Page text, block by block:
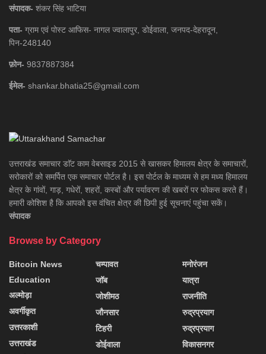
संपादक- शंकर सिंह भाटिया
पता- ग्राम एवं पोस्ट आफिस- नागल ज्वालापुर, डोईवाला, जनपद-देहरादून,
पिन-248140
फ़ोन- 9837887384
ईमेल- shankar.bhatia25@gmail.com
उत्तराखंड समाचार डाॅट काम वेबसाइड 2015 से खासकर हिमालय क्षेत्र के समाचारों,
सरोकारों को समर्पित एक समाचार पोर्टल है। इस पोर्टल के माध्यम से हम मध्य हिमालय
क्षेत्र के गांवों, गाड़, गधेरों, शहरों, कस्बों और पर्यावरण की खबरों पर फोकस करते हैं।
हमारी कोशिश है कि आपको इस वंचित क्षेत्र की छिपी हुई सूचनाएं पहुंचा सकें।
संपादक
Browse by Category
Bitcoin News
Education
अल्मोड़ा
अवर्गीकृत
उत्तरकाशी
उत्तराखंड
चम्पावत
जॉब
जोशीमठ
जौनसार
टिहरी
डोईवाला
मनोरंजन
यात्रा
राजनीति
रुद्रप्रयाग
रुद्रप्रयाग
विकासनगर